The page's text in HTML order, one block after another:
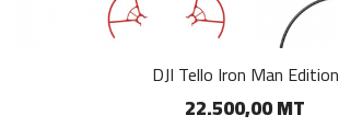
DJI Tello Iron Man Edition
22.500,00 MT